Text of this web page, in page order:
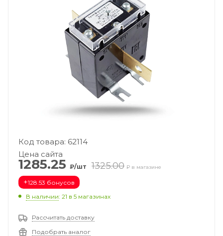
Код товара: 62114
Цена сайта
1285.25 ₽/шт 1325.00 ₽ в магазине
+128.53 бонусов
В наличии: 21 в 5 магазинах
Рассчитать доставку
Подобрать аналог